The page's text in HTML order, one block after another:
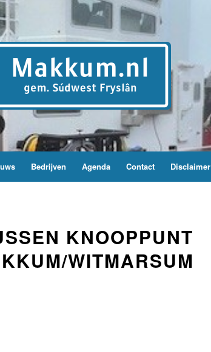
Bedrijven Agenda Contact Disclaimer
KNOOPPUNT
WITMARSUM